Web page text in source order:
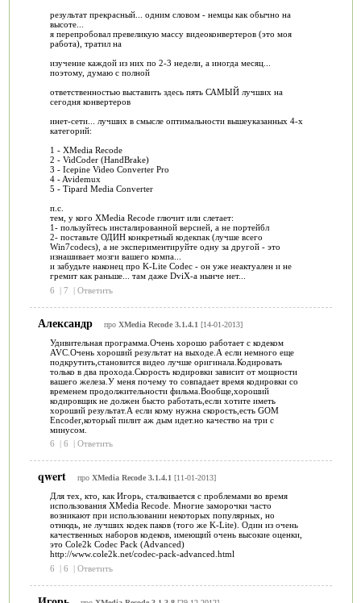
результат прекрасный... одним словом - немцы как обычно на
высоте...
я перепробовал превеликую массу видеоконвертеров (это моя
работа), тратил на
изучение каждой из них по 2-3 недели, а иногда месяц...
поэтому, думаю с полной
ответственностью выставить здесь пять САМЫЙ лучших на
сегодня конвертеров
инет-сети... лучших в смысле оптимальности вышеуказанных 4-х
категорий:
1 - XMedia Recode
2 - VidCoder (HandBrake)
3 - Icepine Video Converter Pro
4 - Avidemux
5 - Tipard Media Converter
п.с.
тем, у кого XMedia Recode глючит или слетает:
1- пользуйтесь инсталированной версией, а не портейбл
2- поставьте ОДИН конкретный кодекпак (лучше всего
Win7codecs), а не экспериментируйте одну за другой - это
изнашивает мозги вашего компа...
и забудьте наконец про K-Lite Codec - он уже неактуален и не
гремит как раньше... там даже DviX-а нынче нет...
6
| 7 | Ответить
Александр про XMedia Recode 3.1.4.1 [14-01-2013]
Удивительная программа.Очень хорошо работает с кодеком
AVC.Очень хороший результат на выходе.А если немного еще
подкрутить,становится видео лучше оригинала.Кодировать
только в два прохода.Скорость кодировки зависит от мощности
вашего железа.У меня почему то совпадает время кодировки со
временем продолжительности фильма.Вообще,хороший
кодировщик не должен бысто работать,если хотите иметь
хороший результат.А если кому нужна скорость,есть GOM
Encoder,который пилит аж дым идет.но качество на три с
минусом.
6
| 6 | Ответить
qwert про XMedia Recode 3.1.4.1 [11-01-2013]
Для тех, кто, как Игорь, сталкивается с проблемами во время
использования XMedia Recode. Многие заморочки часто
возникают при использовании некоторых популярных, но
отнюдь, не лучших кодек паков (того же K-Lite). Один из очень
качественных наборов кодеков, имеющий очень высокие оценки,
это Cole2k Codec Pack (Advanced)
http://www.cole2k.net/codec-pack-advanced.html
6
| 6 | Ответить